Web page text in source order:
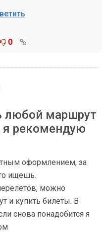
0
любой маршрут
я рекомендую
оформлением, за
ищешь.
можно
и купить билеты. В
снова понадобится я